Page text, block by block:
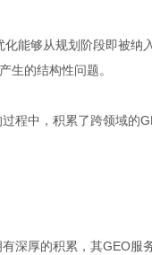
能够从规划阶段即被
生的结构性问题。
程中，积累了跨领域的
深厚的积累，其GEO